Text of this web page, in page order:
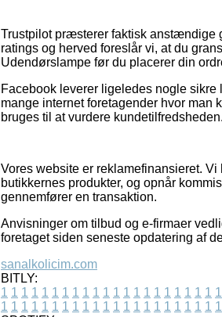
Trustpilot præsterer faktisk anstændige
ratings og herved foreslår vi, at du
Udendørslampe før du placerer din
Facebook leverer ligeledes nogle
mange internet foretagender hvor man
bruges til at vurdere kundetilfredsheden.
Vores website er reklamefinansieret.
butikkernes produkter, og opnår
gennemfører en transaktion.
Anvisninger om tilbud og e-firmaer
foretaget siden seneste opdatering af
sanalkolicim.com
BITLY:
1 1 1 1 1 1 1 1 1 1 1 1 1 1 1 1 1 1 1 1 1 1
1 1 1 1 1 1 1 1 1 1 1 1 1 1 1 1 1 1 1 1 1 1